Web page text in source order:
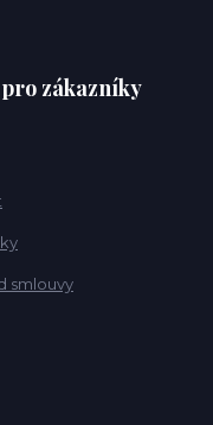
zákazníky
smlouvy